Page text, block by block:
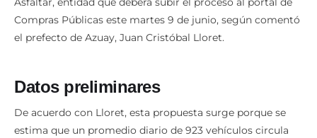
Compras Públicas este martes 9 de junio, según comentó
el prefecto de Azuay, Juan Cristóbal Lloret.
Datos preliminares
De acuerdo con Lloret, esta propuesta surge porque se
estima que un promedio diario de 923 vehículos circula